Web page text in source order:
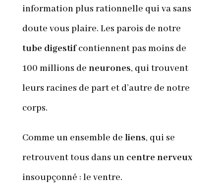
information plus rationnelle qui va sans
doute vous plaire. Les parois de notre
tube digestifcontiennent pas moins de
100 millions de neurones, qui trouvent
leurs racines de part et d’autre de notre
corps.
Comme un ensemble de liens, qui se
retrouvent tous dans un centre nerveux
insoupçonné : le ventre.